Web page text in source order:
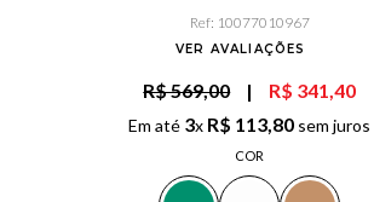
Ref: 10077010967
VER AVALIAÇÕES
R$ 569,00 | R$ 341,40
Em até 3x R$ 113,80 sem juros
COR